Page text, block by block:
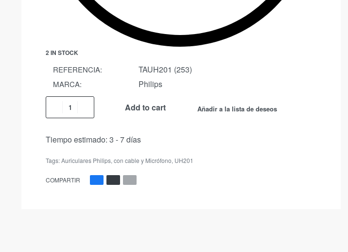
2 IN STOCK
REFERENCIA: TAUH201 (253)
MARCA: Philips
Add to cart Añadir a la lista de deseos
Tiempo estimado: 3 - 7 días
Tags:Auriculares Philips, con cable y Micrófono, UH201
COMPARTIR